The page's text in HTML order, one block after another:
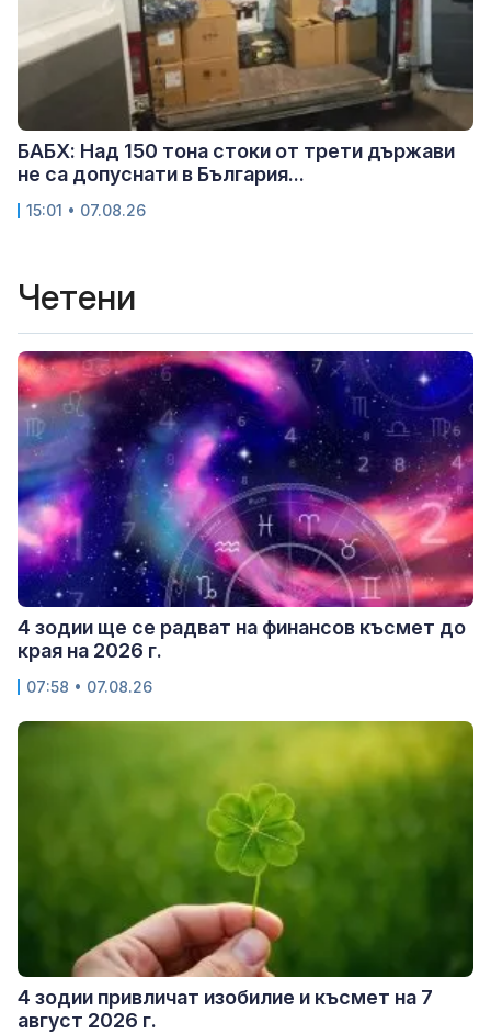
БАБХ: Над 150 тона стоки от трети държави
не са допуснати в България...
15:01 • 07.08.26
Четени
4 зодии ще се радват на финансов късмет до
края на 2026 г.
07:58 • 07.08.26
4 зодии привличат изобилие и късмет на 7
август 2026 г.